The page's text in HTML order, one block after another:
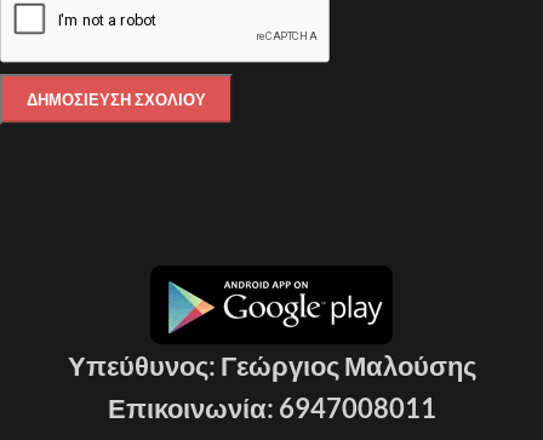
Υπεύθυνος: Γεώργιος Μαλούσης
Επικοινωνία: 6947008011